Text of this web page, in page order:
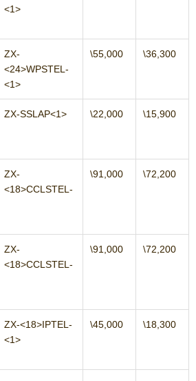
<1>
ZX-
<24>WPSTEL-
<1>
\55,000 \36,300
ZX-SSLAP<1> \22,000 \15,900
ZX-
<18>CCLSTEL-
\91,000 \72,200
ZX-
<18>CCLSTEL-
\91,000 \72,200
ZX-<18>IPTEL-
<1>
\45,000 \18,300